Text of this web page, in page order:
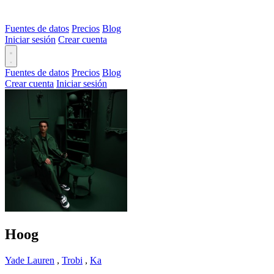
Fuentes de datos Precios Blog
Iniciar sesión Crear cuenta
Fuentes de datos Precios Blog
Crear cuenta Iniciar sesión
Hoog
Yade Lauren , Trobi , Ka